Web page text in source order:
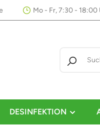
Mo - Fr, 7:30 - 18:00
DESINFEKTION